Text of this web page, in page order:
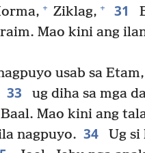
+ Ziklag, + 31
Mao kini ang
usab sa
33
ug diha sa mga
Mao kini ang
nagpuyo. 34
Ug si